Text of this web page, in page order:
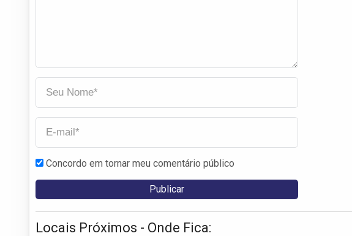
Concordo em tornar meu comentário público
Locais Próximos - Onde Fica: